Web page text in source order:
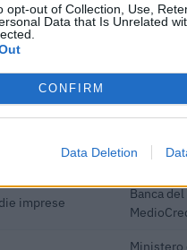
opt-out of Collection, Use,
Data that Is Unrelated
CONFIRM
Data Deletion
a seguito
di COVID-19
imprese a
imprese a
imprese
Banca